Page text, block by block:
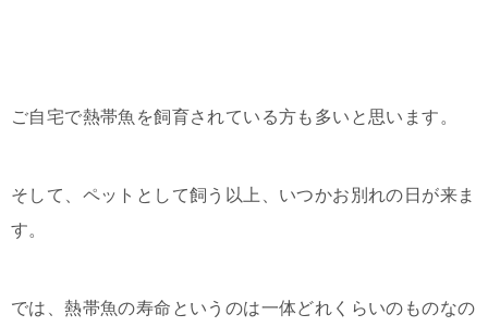
ご自宅で熱帯魚を飼育されている方も多いと思います。
そして、ペットとして飼う以上、いつかお別れの日が来ま
す。
では、熱帯魚の寿命というのは一体どれくらいのものなの